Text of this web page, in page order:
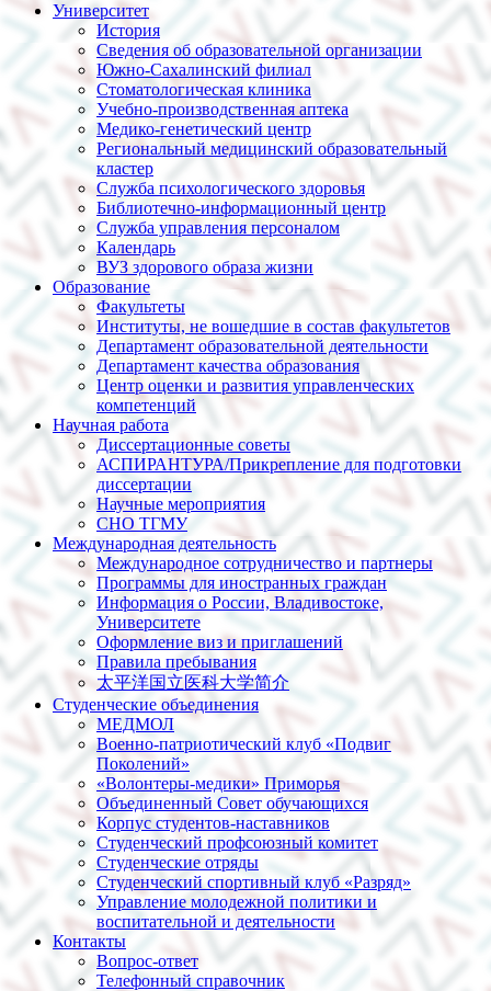
Университет
История
Сведения об образовательной организации
Южно-Сахалинский филиал
Стоматологическая клиника
Учебно-производственная аптека
Медико-генетический центр
Региональный медицинский образовательный
кластер
Служба психологического здоровья
Библиотечно-информационный центр
Служба управления персоналом
Календарь
ВУЗ здорового образа жизни
Образование
Факультеты
Институты, не вошедшие в состав факультетов
Департамент образовательной деятельности
Департамент качества образования
Центр оценки и развития управленческих
компетенций
Научная работа
Диссертационные советы
АСПИРАНТУРА/Прикрепление для подготовки
диссертации
Научные мероприятия
СНО ТГМУ
Международная деятельность
Международное сотрудничество и партнеры
Программы для иностранных граждан
Информация о России, Владивостоке,
Университете
Оформление виз и приглашений
Правила пребывания
太平洋国立医科大学简介
Студенческие объединения
МЕДМОЛ
Военно-патриотический клуб «Подвиг
Поколений»
«Волонтеры-медики» Приморья
Объединенный Совет обучающихся
Корпус студентов-наставников
Студенческий профсоюзный комитет
Студенческие отряды
Студенческий спортивный клуб «Разряд»
Управление молодежной политики и
воспитательной и деятельности
Контакты
Вопрос-ответ
Телефонный справочник